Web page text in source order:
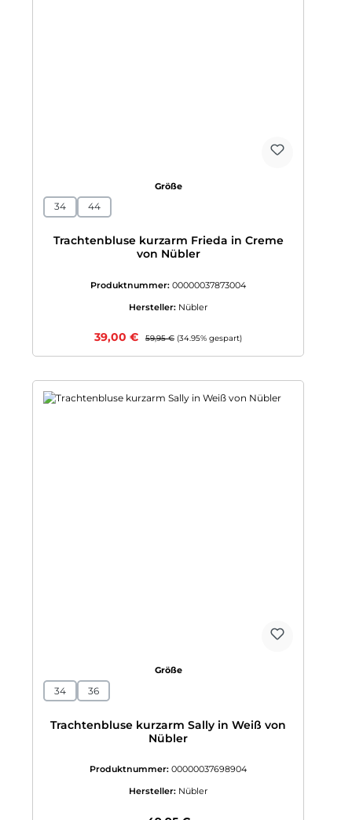
Größeauswählen
34 44
Trachtenbluse kurzarm Frieda in Creme
von Nübler
Produktnummer: 00000037873004
Hersteller: Nübler
Verkaufspreis:
39,00 € Regulärer Preis:
59,95 € (34.95% gespart)
Größeauswählen
34 36
Trachtenbluse kurzarm Sally in Weiß von
Nübler
Produktnummer: 00000037698904
Hersteller: Nübler